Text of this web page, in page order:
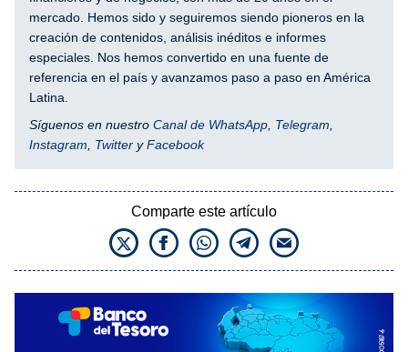
mercado. Hemos sido y seguiremos siendo pioneros en la
creación de contenidos, análisis inéditos e informes
especiales. Nos hemos convertido en una fuente de
referencia en el país y avanzamos paso a paso en América
Latina.
Síguenos en nuestro Canal de WhatsApp Telegram
Instagram
Twitter yFacebook
Comparte este artículo